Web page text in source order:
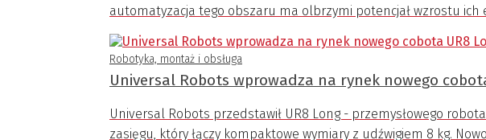
automatyzacja tego obszaru ma olbrzymi potencjał wzrostu ich
Robotyka, montaż i obsługa
Universal Robots wprowadza na rynek nowego
Universal Robots przedstawił UR8 Long - przemysłowego
zasięgu, który łączy kompaktowe wymiary z udźwigiem 8 kg.